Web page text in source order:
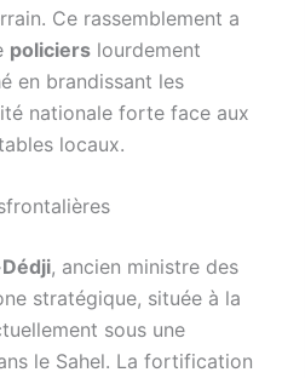
Ce rassemblement a
policiers lourdement
en brandissant les
nationale forte face aux
locaux.
, ancien ministre des
stratégique, située à la
sous une
le Sahel. La fortification